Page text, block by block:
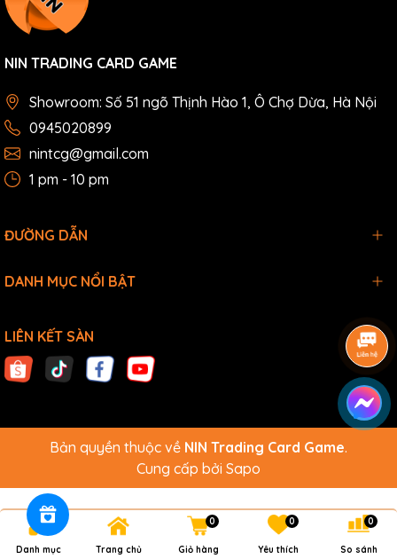
NIN TRADING CARD GAME
Showroom: Số 51 ngõ Thịnh Hào 1, Ô Chợ Dừa, Hà Nội
0945020899
nintcg@gmail.com
1 pm - 10 pm
ĐƯỜNG DẪN
DANH MỤC NỔI BẬT
LIÊN KẾT SÀN
Bản quyền thuộc về NIN Trading Card Game.
Cung cấp bởi Sapo
Danh mục Trang chủ Giỏ hàng
0
Yêu thích
0
So sánh
0